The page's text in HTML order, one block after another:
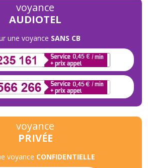
voyance
AUDIOTEL
une voyance SANS CB
voyance
PRIVÉE
voyance CONFIDENTIELLE